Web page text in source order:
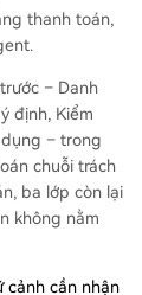
thanh toán,
– Danh
định, Kiểm
– trong
chuỗi trách
ba lớp còn lại
không nằm
cảnh cần nhận